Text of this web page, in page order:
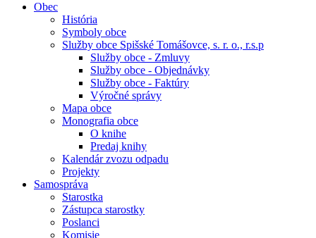
Obec
História
Symboly obce
Služby obce Spišské Tomášovce, s. r. o., r.s.p
Služby obce - Zmluvy
Služby obce - Objednávky
Služby obce - Faktúry
Výročné správy
Mapa obce
Monografia obce
O knihe
Predaj knihy
Kalendár zvozu odpadu
Projekty
Samospráva
Starostka
Zástupca starostky
Poslanci
Komisie